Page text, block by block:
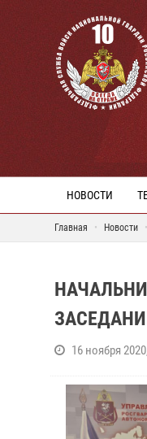
НОВОСТИ
Главная Новости
16 ноября